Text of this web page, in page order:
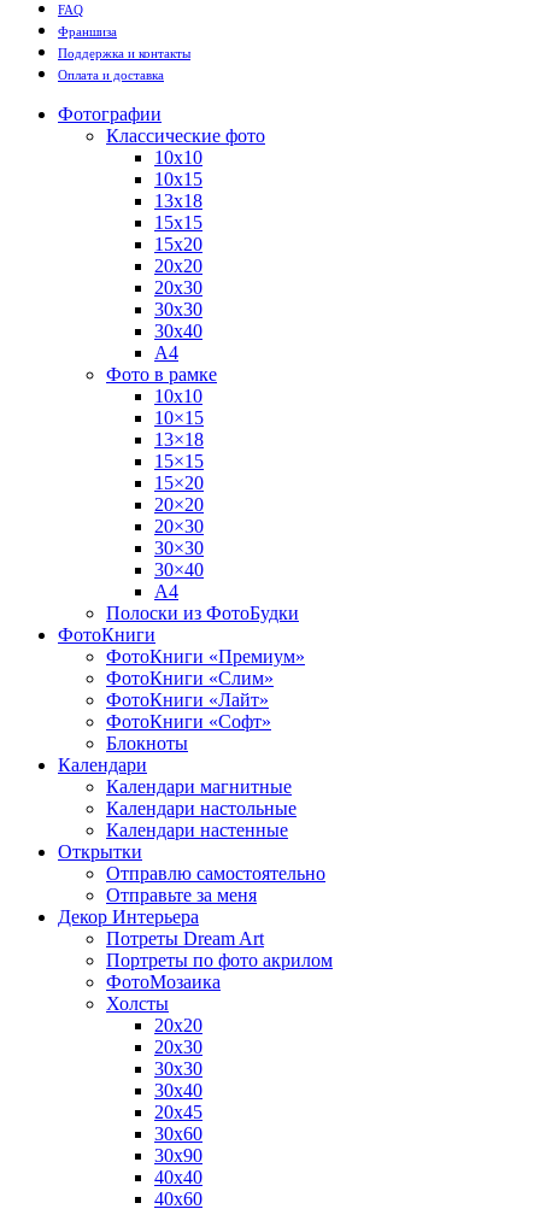
FAQ
Франшиза
Поддержка и контакты
Оплата и доставка
Фотографии
Классические фото
10х10
10х15
13х18
15х15
15х20
20х20
20х30
30х30
30х40
А4
Фото в рамке
10х10
10×15
13×18
15×15
15×20
20×20
20×30
30×30
30×40
A4
Полоски из ФотоБудки
ФотоКниги
ФотоКниги «Премиум»
ФотоКниги «Слим»
ФотоКниги «Лайт»
ФотоКниги «Софт»
Блокноты
Календари
Календари магнитные
Календари настольные
Календари настенные
Открытки
Отправлю самостоятельно
Отправьте за меня
Декор Интерьера
Потреты Dream Art
Портреты по фото акрилом
ФотоМозаика
Холсты
20х20
20х30
30х30
30х40
20х45
30х60
30х90
40х40
40х60